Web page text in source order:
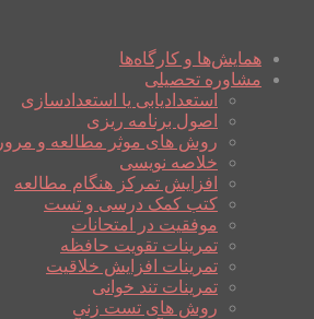
همایش‌ها و کارگاه‌ها
مشاوره تحصیلی
استعدادیابی یا استعدادسازی
اصول برنامه ریزی
روش های موثر مطالعه و مرور
خلاصه نویسی
افزایش تمرکز هنگام مطالعه
کتب کمک درسی و تست
موفقیت در امتحانات
تمرینات تقویت حافظه
تمرینات افزایش خلاقیت
تمرینات تند خوانی
روش های تست زنی